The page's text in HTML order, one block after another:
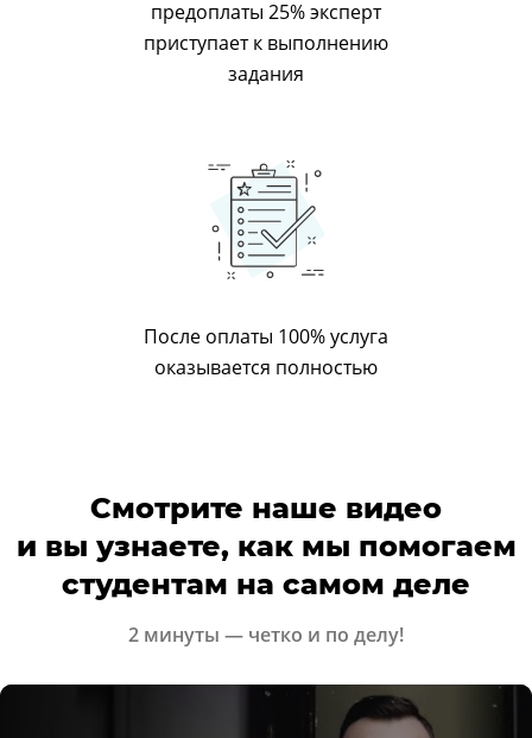
предоплаты 25% эксперт
приступает к выполнению
задания
После оплаты 100% услуга
оказывается полностью
Смотрите наше видео
и вы узнаете, как мы помогаем
студентам на самом деле
2 минуты — четко и по делу!